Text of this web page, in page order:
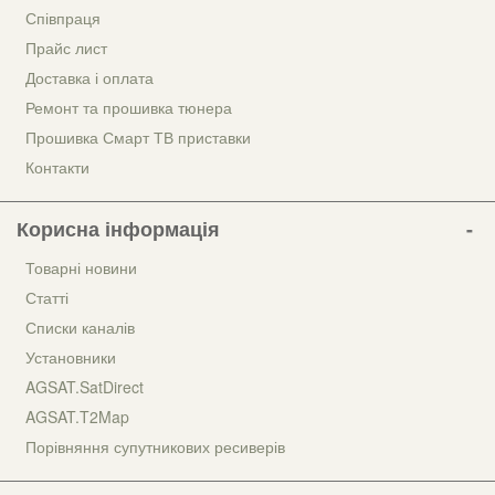
Співпраця
Прайс лист
Доставка і оплата
Ремонт та прошивка тюнера
Прошивка Смарт ТВ приставки
Контакти
Корисна інформація
Товарні новини
Статті
Списки каналів
Установники
AGSAT.SatDirect
AGSAT.T2Map
Порівняння супутникових ресиверів